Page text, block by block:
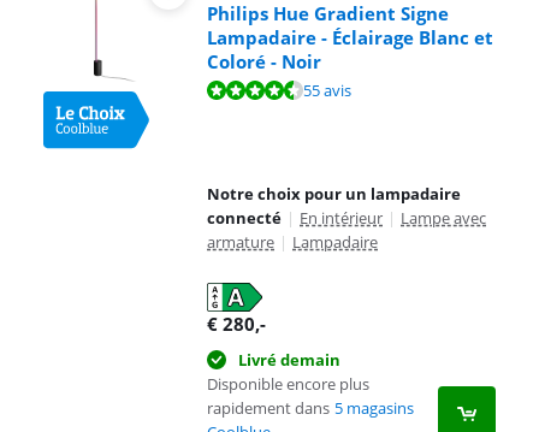
Philips Hue Gradient Signe
Lampadaire - Éclairage Blanc et
Coloré - Noir
La note est de 9,4 sur 10, basée sur 55 avis.55 avis
Notre choix pour un lampadaire
connecté | En intérieur | Lampe avec
armature | Lampadaire
€ 280,-
Livré demain
Disponible encore plus
rapidement dans 5 magasins